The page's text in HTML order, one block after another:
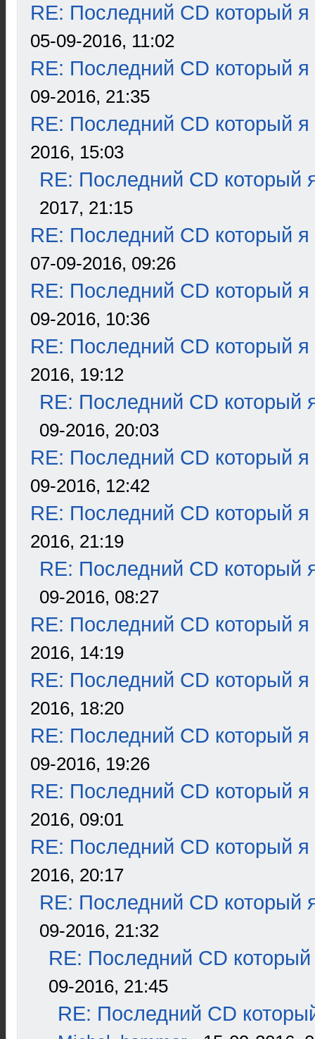
RE: Последний CD который я
05-09-2016, 11:02
RE: Последний CD который я
09-2016, 21:35
RE: Последний CD который я
2016, 15:03
RE: Последний CD который
2017, 21:15
RE: Последний CD который я
07-09-2016, 09:26
RE: Последний CD который я
09-2016, 10:36
RE: Последний CD который я
2016, 19:12
RE: Последний CD который
09-2016, 20:03
RE: Последний CD который я
09-2016, 12:42
RE: Последний CD который я
2016, 21:19
RE: Последний CD который
09-2016, 08:27
RE: Последний CD который я
2016, 14:19
RE: Последний CD который я
2016, 18:20
RE: Последний CD который я
09-2016, 19:26
RE: Последний CD который я
2016, 09:01
RE: Последний CD который я
2016, 20:17
RE: Последний CD который
09-2016, 21:32
RE: Последний CD который
09-2016, 21:45
RE: Последний CD